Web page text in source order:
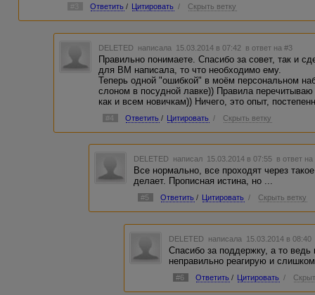
#3 Ответить / Цитировать / Скрыть ветку
DELETED написала 15.03.2014 в 07:42 в ответ на #3
Правильно понимаете. Спасибо за совет, так и
для ВМ написала, то что необходимо ему.
Теперь одной "ошибкой" в моём персональном
слоном в посудной лавке)) Правила
как и всем новичкам)) Ничего, это опыт,
#4 Ответить / Цитировать / Скрыть ветку
DELETED написал 15.03.2014 в 07:55 в ответ на
Все нормально, все проходят через
делает. Прописная истина, но ...
#5 Ответить / Цитировать / Скрыть ветку
DELETED написала 15.03.2014 в
Спасибо за поддержку, а то
неправильно реагирую и
#6 Ответить / Цитировать /